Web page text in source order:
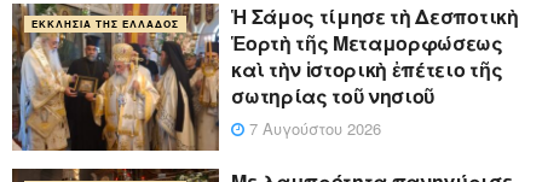
ΕΚΚΛΗΣΊΑ ΤΗΣ ΕΛΛΆΔΟΣ
Ἡ Σάμος τίμησε τὴ Δεσποτικὴ
Ἑορτὴ τῆς Μεταμορφώσεως
καὶ τὴν ἱστορικὴ ἐπέτειο τῆς
σωτηρίας τοῦ νησιοῦ
7 Αυγούστου 2026